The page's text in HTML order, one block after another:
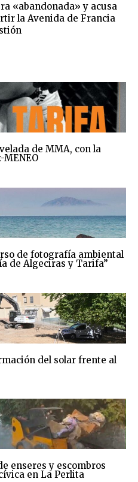
«abandonada» y acusa
la Avenida de Francia
de MMA, con la
de fotografía ambiental
de Algeciras y Tarifa”
del solar frente al
enseres y escombros
en La Perlita